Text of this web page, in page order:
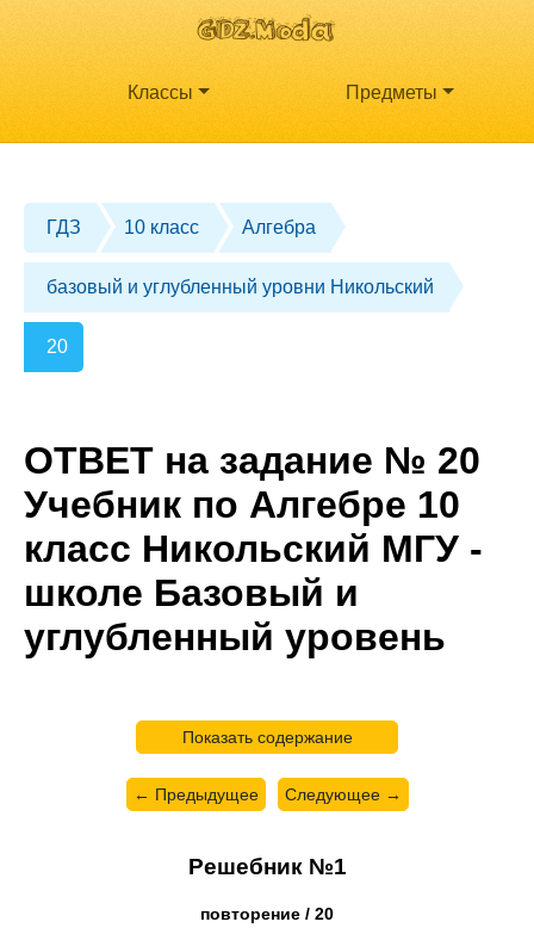
Классы Предметы
ГДЗ 10 класс Алгебра
базовый и углубленный уровни Никольский
20
ОТВЕТ на задание № 20
Учебник по Алгебре 10
класс Никольский МГУ -
школе Базовый и
углубленный уровень
Показать содержание
← Предыдущее Следующее →
Решебник №1
повторение / 20